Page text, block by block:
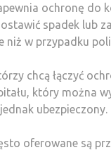
ochronę do
spadek lub
niż w przypadku
chcą łączyć
który można
ubezpieczony.
oferowane są